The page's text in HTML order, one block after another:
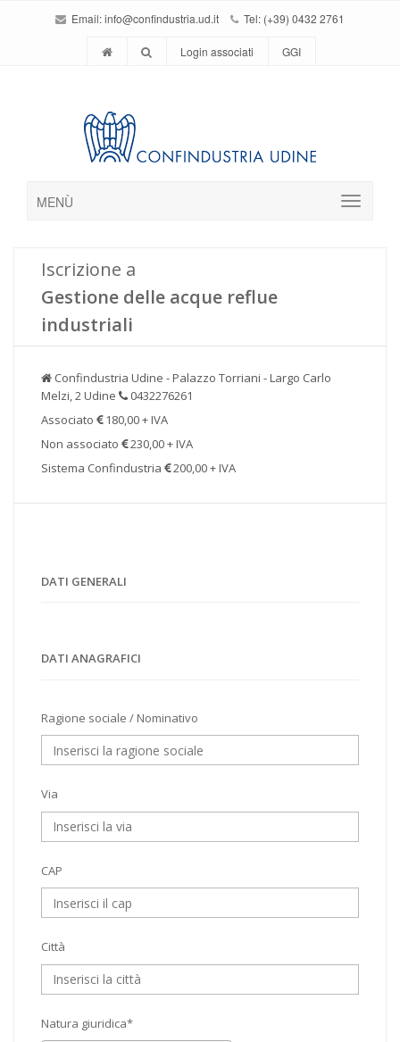
Email:info@confindustria.ud.it Tel: (+39) 0432 2761
Login associati GGI
MENÙ
Iscrizione a
Gestione delle acque reflue
industriali
Confindustria Udine - Palazzo Torriani - Largo Carlo
Melzi, 2 Udine
0432276261
Associato
180,00 + IVA
Non associato
230,00 + IVA
Sistema Confindustria
200,00 + IVA
DATI GENERALI
DATI ANAGRAFICI
Ragione sociale / Nominativo
Via
CAP
Città
Natura giuridica*